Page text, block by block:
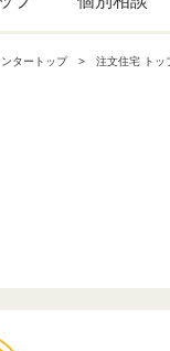
タートップ 注文住宅 トッ